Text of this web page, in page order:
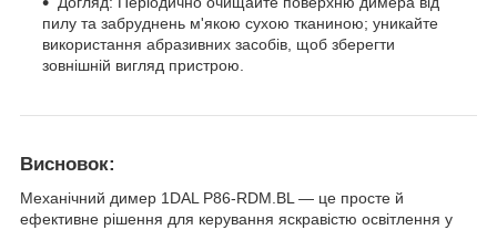
пилу та забруднень м'якою сухою тканиною; уникайте
використання абразивних засобів, щоб зберегти
зовнішній вигляд пристрою.
Висновок:
Механічний димер 1DAL P86-RDM.BL — це просте й
ефективне рішення для керування яскравістю освітлення у